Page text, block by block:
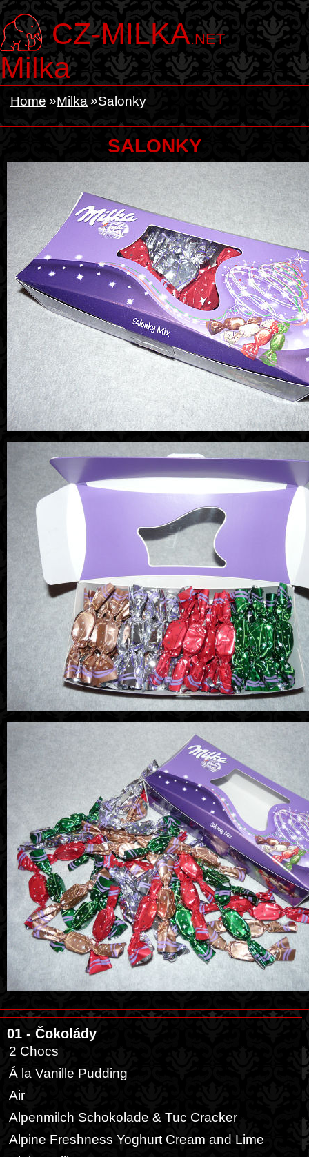
CZ-MILKA.NET
Milka
Home Milka Salonky
SALONKY
01 - Čokolády
2 Chocs
Á la Vanille Pudding
Air
Alpenmilch Schokolade & Tuc Cracker
Alpine Freshness Yoghurt Cream and Lime